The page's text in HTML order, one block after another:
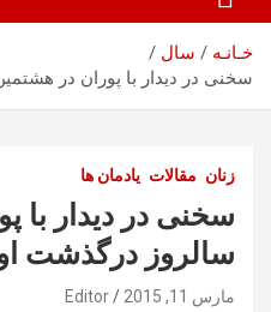
خـانـه
سال
سخنی در دیدار با پوران در
زنان مقالات یادمان ها
سخنی در دیدار با
سالروز درگذشت
مارس 11, 2015 Editor